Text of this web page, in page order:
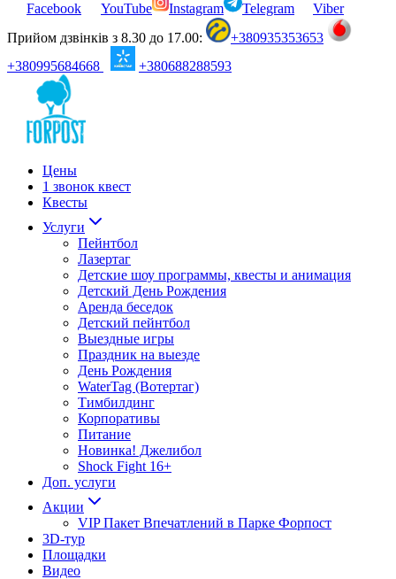
Facebook YouTube Instagram Telegram
Viber
Прийом дзвінків з 8.30 до 17.00:
+380935353653
+380995684668
+380688288593
Цены
1 звонок квест
Квесты
Услуги
Пейнтбол
Лазертаг
Детские шоу программы, квесты и анимация
Детский День Рождения
Аренда беседок
Детский пейнтбол
Выездные игры
Праздник на выезде
День Рождения
WaterTag (Вотертаг)
Тимбилдинг
Корпоративы
Питание
Новинка! Джелибол
Shock Fight 16+
Доп. услуги
Акции
VIP Пакет Впечатлений в Парке Форпост
3D-тур
Площадки
Видео